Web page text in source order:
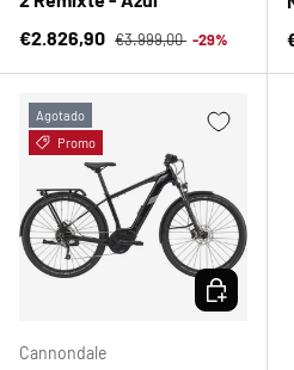
Precio de venta
€2.826,90 Precio normal
€3.999,00 -29%
Agotado
Promo
Cannondale
ELEGIR